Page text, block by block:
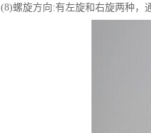
(8)螺旋方向:有左旋和右旋两种，